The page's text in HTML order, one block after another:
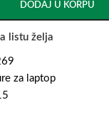
DODAJ U KORPU
listu želja
za laptop